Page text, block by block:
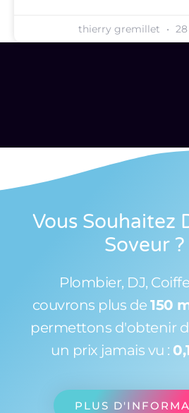
thierry gremillet
Vous Souhaitez
Soveur ?
Plombier, DJ,
couvrons plus de 150
permettons d'obtenir
un prix jamais vu :
PLUS